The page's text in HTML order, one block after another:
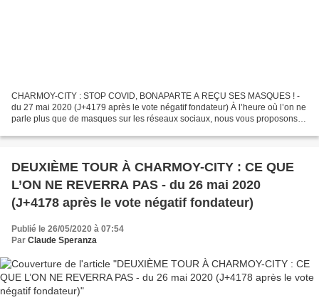
CHARMOY-CITY : STOP COVID, BONAPARTE A REÇU SES MASQUES ! -
du 27 mai 2020 (J+4179 après le vote négatif fondateur) À l’heure où l’on ne
parle plus que de masques sur les réseaux sociaux, nous vous proposons
DEUXIÈME TOUR À CHARMOY-CITY : CE QUE
L’ON NE REVERRA PAS - du 26 mai 2020
(J+4178 après le vote négatif fondateur)
Publié le 26/05/2020 à 07:54
Par Claude Speranza